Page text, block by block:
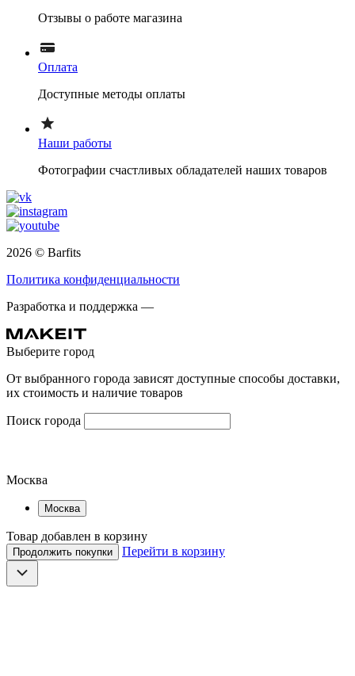
Отзывы о работе магазина
Оплата
Доступные методы оплаты
Наши работы
Фотографии счастливых обладателей наших товаров
2026 © Barfits
Политика конфиденциальности
Разработка и поддержка —
Выберите город
От выбранного города зависят доступные способы доставки,
их стоимость и наличие товаров
Поиск города
Москва
Москва
Товар добавлен в корзину
Продолжить покупки Перейти в корзину